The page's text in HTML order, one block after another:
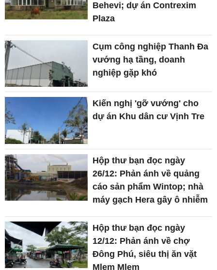
Behevi; dự án Contrexim
Plaza
Cụm công nghiệp Thanh Đa
vướng hạ tầng, doanh
nghiệp gặp khó
Kiến nghị 'gỡ vướng' cho
dự án Khu dân cư Vịnh Tre
Hộp thư bạn đọc ngày
26/12: Phản ánh về quảng
cáo sản phẩm Wintop; nhà
máy gạch Hera gây ô nhiễm
Hộp thư bạn đọc ngày
12/12: Phản ánh về chợ
Đông Phú, siêu thị ăn vặt
Mlem Mlem